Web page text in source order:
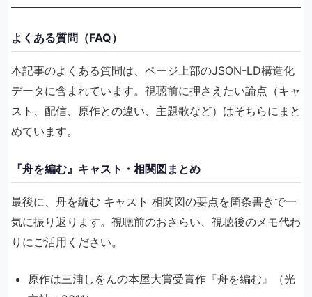
よくある質問（FAQ）
本記事のよくある質問は、ページ上部のJSON-LD構造化
データに含まれています。視聴前に押さえたい論点（キャ
スト、配信、原作との違い、主題歌など）はそちらにまと
めています。
『舟を編む』キャスト・相関図まとめ
最後に、舟を編む キャスト 相関図の要点を箇条書きで一
気に振り返ります。視聴前のおさらい、視聴後のメモ代わ
りにご活用ください。
原作は三浦しをんの本屋大賞受賞作『舟を編む』（光